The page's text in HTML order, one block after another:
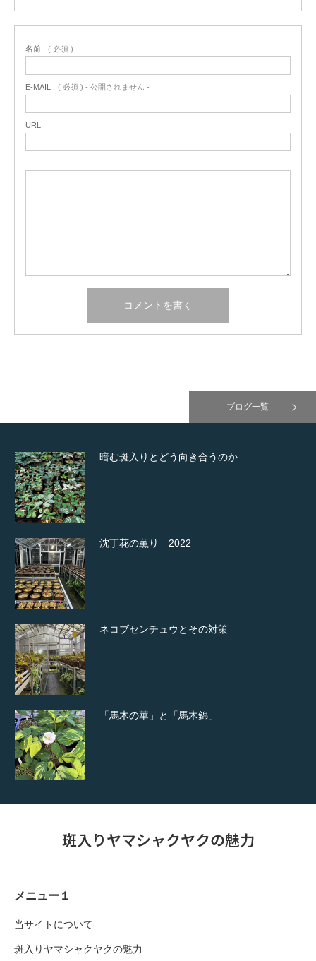
名前 ( 必須 )
E-MAIL ( 必須 ) - 公開されません -
URL
ブログ一覧
暗む斑入りとどう向き合うのか
沈丁花の薫り 2022
ネコブセンチュウとその対策
「馬木の華」と「馬木錦」
斑入りヤマシャクヤクの魅力
メニュー１
当サイトについて
斑入りヤマシャクヤクの魅力